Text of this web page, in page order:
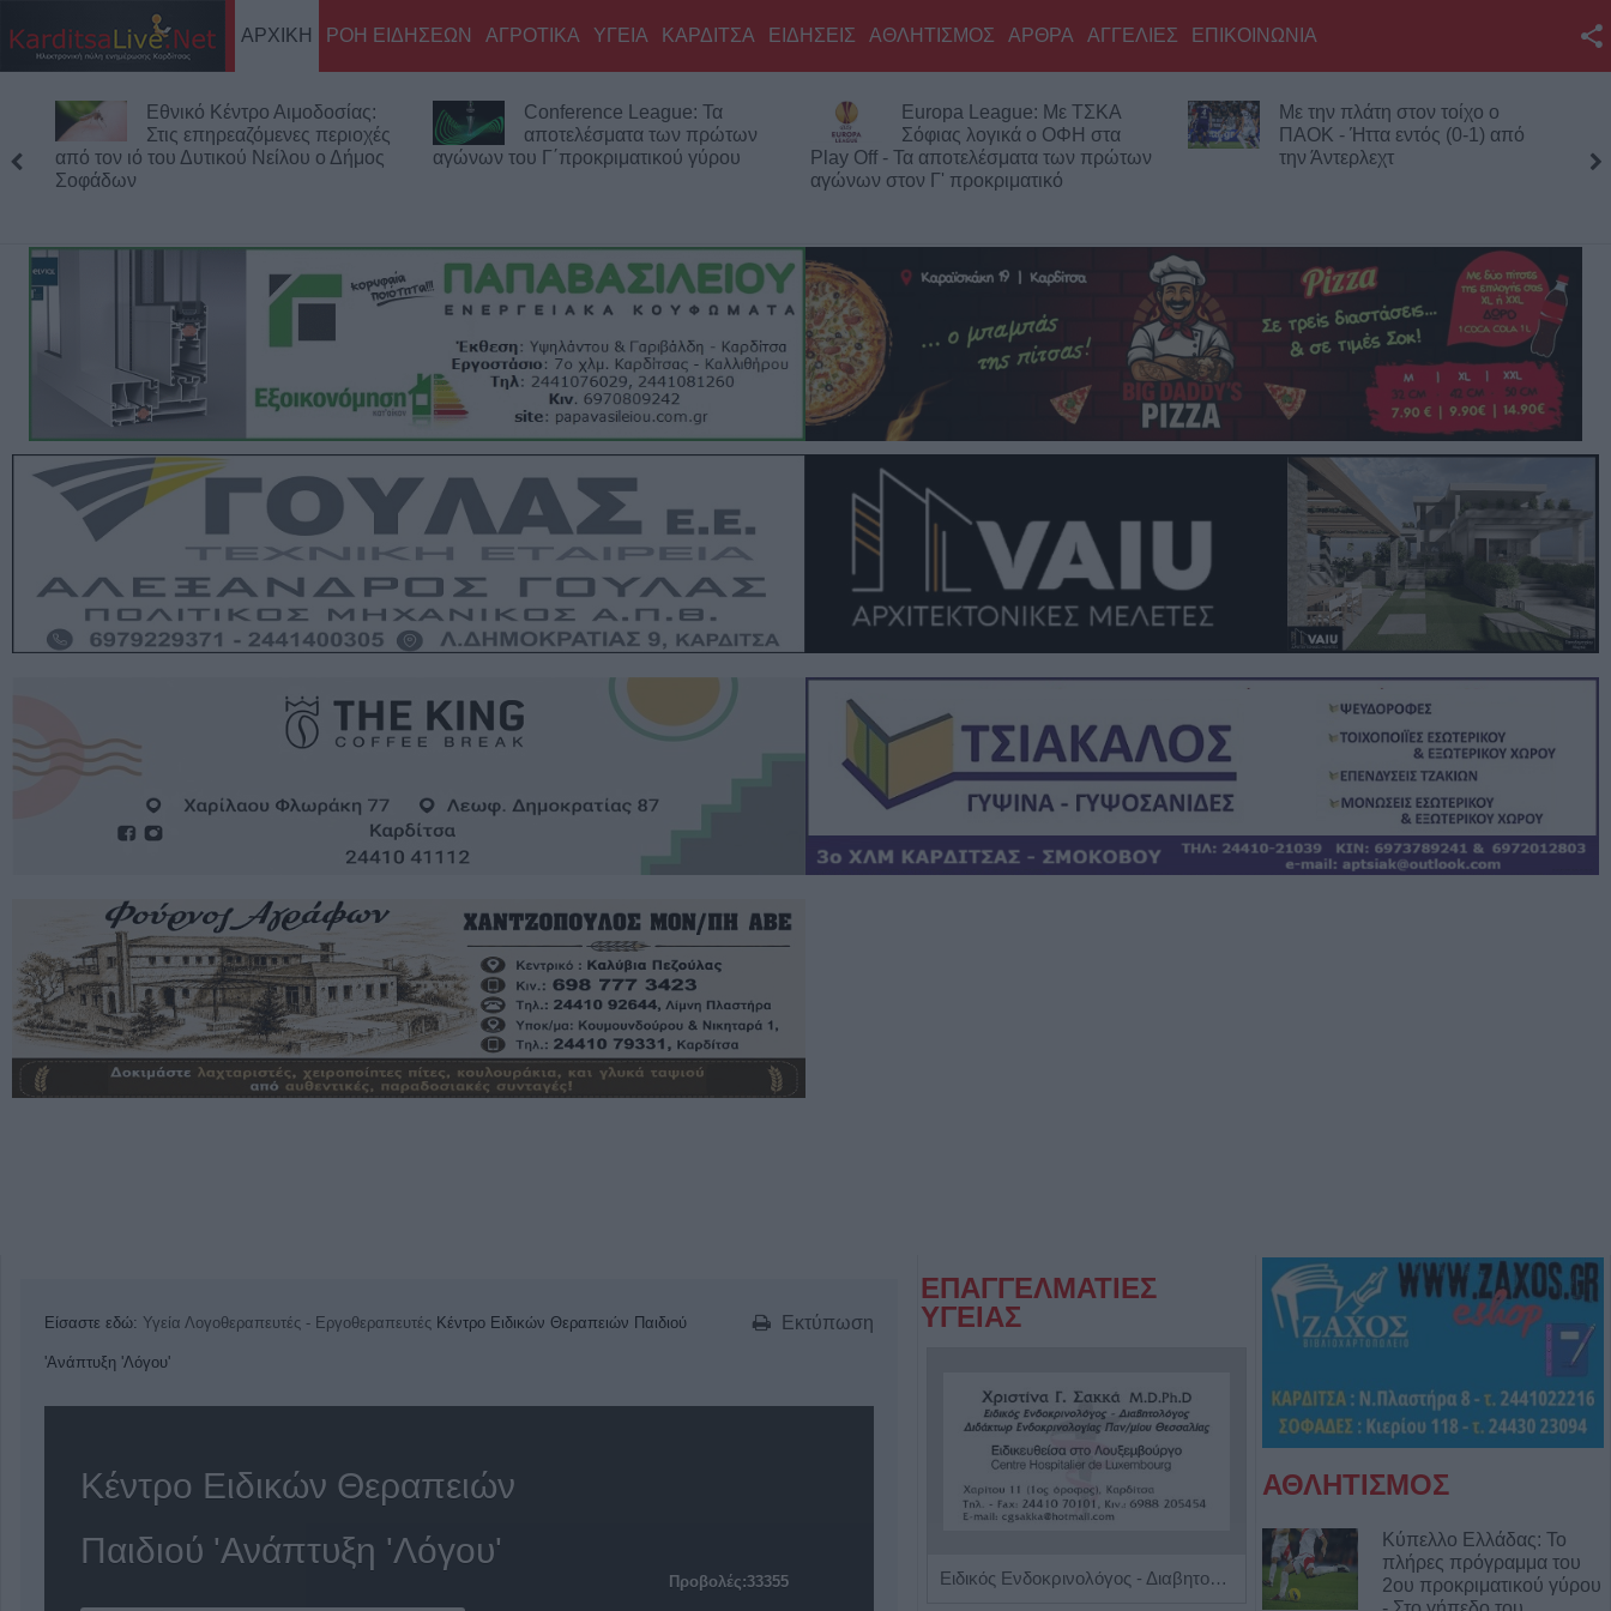
Twitter
Επικοινωνία με το
KarditsaLive.Net
ΑΡΧΙΚΗ ΡΟΗ ΕΙΔΗΣΕΩΝ ΑΓΡΟΤΙΚΑ ΥΓΕΙΑ ΚΑΡΔΙΤΣΑ ΕΙΔΗΣΕΙΣ ΑΘΛΗΤΙΣΜΟΣ ΑΡΘΡΑ ΑΓΓΕΛΙΕΣ ΕΠΙΚΟΙΝΩΝΙΑ
Κέντρο Αιμοδοσίας:
επηρεαζόμενες περιοχές
Δυτικού Νείλου ο Δήμος
Conference League: Τα
αποτελέσματα των πρώτων
αγώνων του Γ΄προκριματικού γύρου
Europa League: Με ΤΣΚΑ
Σόφιας λογικά ο ΟΦΗ στα
Play Off - Τα αποτελέσματα των πρώτων
αγώνων στον Γ' προκριματικό
Με την πλάτη στον τοίχο ο
ΠΑΟΚ - Ήττα εντός (0-1) από
την Άντερλεχτ
Καρδίτσας,
Εκτύπωση
Είσαστε εδώ: Υγεία Λογοθεραπευτές - Εργοθεραπευτές Κέντρο Ειδικών Θεραπειών Παιδιού
'Ανάπτυξη 'Λόγου'
Κέντρο Ειδικών Θεραπειών
Παιδιού 'Ανάπτυξη 'Λόγου'
Προβολές:33355
ΕΠΑΓΓΕΛΜΑΤΙΕΣ
ΥΓΕΙΑΣ
Ειδικός Ενδοκρινολόγος - Διαβητολόγος 'Χριστίνα Γ. Σακκά' Παιδοψυχίατρος "Ευθαλία Τζίλα"
ΑΘΛΗΤΙΣΜΟΣ
Κύπελλο Ελλάδας: Το
πλήρες πρόγραμμα του
2ου προκριματικού γύρου